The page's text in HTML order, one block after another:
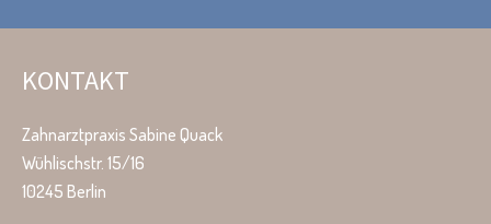
KONTAKT
Zahnarztpraxis Sabine Quack
Wühlischstr. 15/16
10245 Berlin